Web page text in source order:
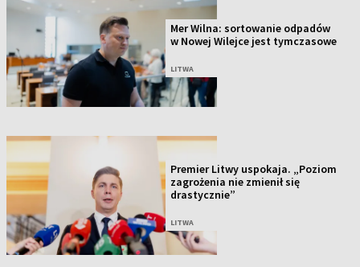
Mer Wilna: sortowanie odpadów
w Nowej Wilejce jest tymczasowe
LITWA
Premier Litwy uspokaja. „Poziom
zagrożenia nie zmienił się
drastycznie”
LITWA